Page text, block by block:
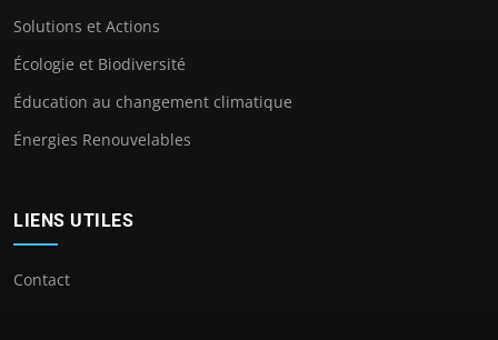
Solutions et Actions
Écologie et Biodiversité
Éducation au changement climatique
Énergies Renouvelables
LIENS UTILES
Contact